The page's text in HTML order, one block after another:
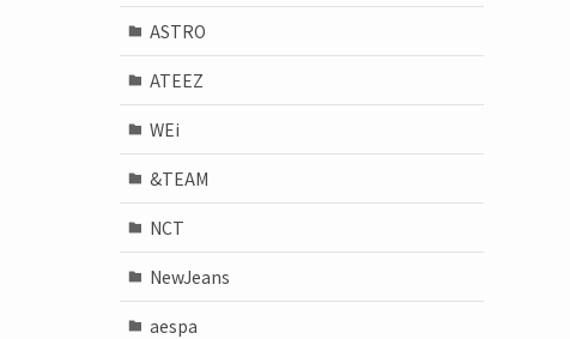
ASTRO
ATEEZ
WEi
&TEAM
NCT
NewJeans
aespa